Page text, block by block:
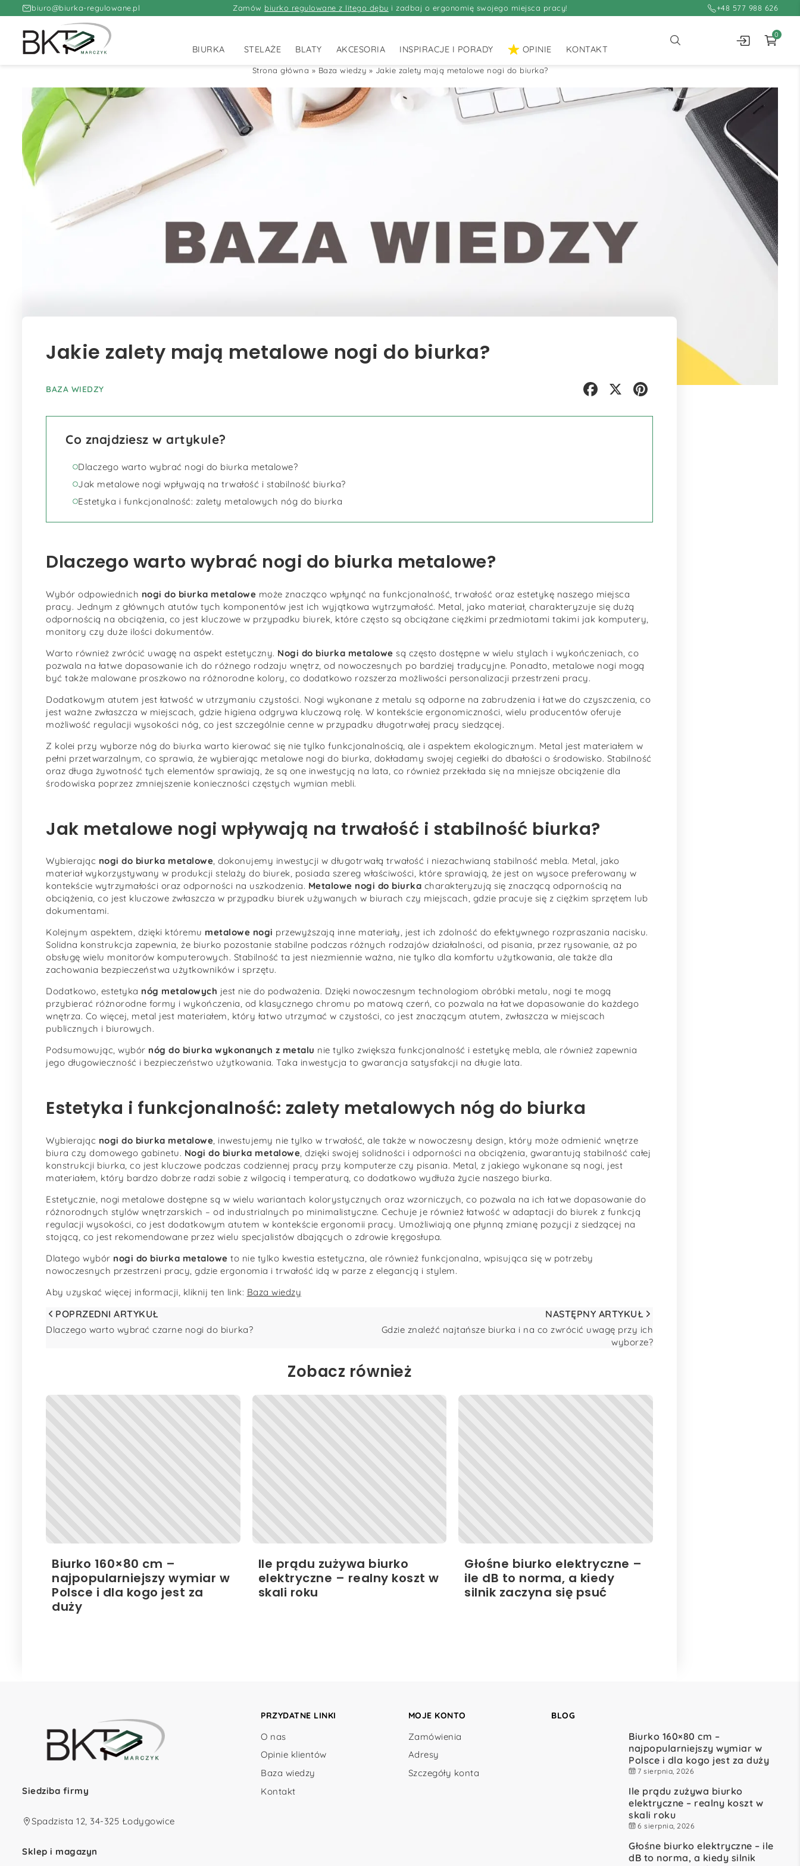
biuro@biurka-regulowane.pl Zamów biurko regulowane z litego dębu i zadbaj o ergonomię swojego miejsca pracy! +48 577 988 626
BIURKA STELAŻE BLATY AKCESORIA INSPIRACJE I PORADY OPINIE KONTAKT
0
Strona główna » Baza wiedzy » Jakie zalety mają metalowe nogi do biurka?
Jakie zalety mają metalowe nogi do biurka?
BAZA WIEDZY
Co znajdziesz w artykule?
Dlaczego warto wybrać nogi do biurka metalowe?
Jak metalowe nogi wpływają na trwałość i stabilność biurka?
Estetyka i funkcjonalność: zalety metalowych nóg do biurka
Dlaczego warto wybrać nogi do biurka metalowe?
Wybór odpowiednich nogi do biurka metalowe może znacząco wpłynąć na funkcjonalność, trwałość oraz estetykę naszego miejsca
pracy. Jednym z głównych atutów tych komponentów jest ich wyjątkowa wytrzymałość. Metal, jako materiał, charakteryzuje się dużą
odpornością na obciążenia, co jest kluczowe w przypadku biurek, które często są obciążane ciężkimi przedmiotami takimi jak komputery,
monitory czy duże ilości dokumentów.
Warto również zwrócić uwagę na aspekt estetyczny. Nogi do biurka metalowe są często dostępne w wielu stylach i wykończeniach, co
pozwala na łatwe dopasowanie ich do różnego rodzaju wnętrz, od nowoczesnych po bardziej tradycyjne. Ponadto, metalowe nogi mogą
być także malowane proszkowo na różnorodne kolory, co dodatkowo rozszerza możliwości personalizacji przestrzeni pracy.
Dodatkowym atutem jest łatwość w utrzymaniu czystości. Nogi wykonane z metalu są odporne na zabrudzenia i łatwe do czyszczenia, co
jest ważne zwłaszcza w miejscach, gdzie higiena odgrywa kluczową rolę. W kontekście ergonomiczności, wielu producentów oferuje
możliwość regulacji wysokości nóg, co jest szczególnie cenne w przypadku długotrwałej pracy siedzącej.
Z kolei przy wyborze nóg do biurka warto kierować się nie tylko funkcjonalnością, ale i aspektem ekologicznym. Metal jest materiałem w
pełni przetwarzalnym, co sprawia, że wybierając metalowe nogi do biurka, dokładamy swojej cegiełki do dbałości o środowisko. Stabilność
oraz długa żywotność tych elementów sprawiają, że są one inwestycją na lata, co również przekłada się na mniejsze obciążenie dla
środowiska poprzez zmniejszenie konieczności częstych wymian mebli.
Jak metalowe nogi wpływają na trwałość i stabilność biurka?
Wybierając nogi do biurka metalowe, dokonujemy inwestycji w długotrwałą trwałość i niezachwianą stabilność mebla. Metal, jako
materiał wykorzystywany w produkcji stelaży do biurek, posiada szereg właściwości, które sprawiają, że jest on wysoce preferowany w
kontekście wytrzymałości oraz odporności na uszkodzenia. Metalowe nogi do biurka charakteryzują się znaczącą odpornością na
obciążenia, co jest kluczowe zwłaszcza w przypadku biurek używanych w biurach czy miejscach, gdzie pracuje się z ciężkim sprzętem lub
dokumentami.
Kolejnym aspektem, dzięki któremu metalowe nogi przewyższają inne materiały, jest ich zdolność do efektywnego rozpraszania nacisku.
Solidna konstrukcja zapewnia, że biurko pozostanie stabilne podczas różnych rodzajów działalności, od pisania, przez rysowanie, aż po
obsługę wielu monitorów komputerowych. Stabilność ta jest niezmiennie ważna, nie tylko dla komfortu użytkowania, ale także dla
zachowania bezpieczeństwa użytkowników i sprzętu.
Dodatkowo, estetyka nóg metalowych jest nie do podważenia. Dzięki nowoczesnym technologiom obróbki metalu, nogi te mogą
przybierać różnorodne formy i wykończenia, od klasycznego chromu po matową czerń, co pozwala na łatwe dopasowanie do każdego
wnętrza. Co więcej, metal jest materiałem, który łatwo utrzymać w czystości, co jest znaczącym atutem, zwłaszcza w miejscach
publicznych i biurowych.
Podsumowując, wybór nóg do biurka wykonanych z metalu nie tylko zwiększa funkcjonalność i estetykę mebla, ale również zapewnia
jego długowieczność i bezpieczeństwo użytkowania. Taka inwestycja to gwarancja satysfakcji na długie lata.
Estetyka i funkcjonalność: zalety metalowych nóg do biurka
Wybierając nogi do biurka metalowe, inwestujemy nie tylko w trwałość, ale także w nowoczesny design, który może odmienić wnętrze
biura czy domowego gabinetu. Nogi do biurka metalowe, dzięki swojej solidności i odporności na obciążenia, gwarantują stabilność całej
konstrukcji biurka, co jest kluczowe podczas codziennej pracy przy komputerze czy pisania. Metal, z jakiego wykonane są nogi, jest
materiałem, który bardzo dobrze radzi sobie z wilgocią i temperaturą, co dodatkowo wydłuża życie naszego biurka.
Estetycznie, nogi metalowe dostępne są w wielu wariantach kolorystycznych oraz wzorniczych, co pozwala na ich łatwe dopasowanie do
różnorodnych stylów wnętrzarskich – od industrialnych po minimalistyczne. Cechuje je również łatwość w adaptacji do biurek z funkcją
regulacji wysokości, co jest dodatkowym atutem w kontekście ergonomii pracy. Umożliwiają one płynną zmianę pozycji z siedzącej na
stojącą, co jest rekomendowane przez wielu specjalistów dbających o zdrowie kręgosłupa.
Dlatego wybór nogi do biurka metalowe to nie tylko kwestia estetyczna, ale również funkcjonalna, wpisująca się w potrzeby
nowoczesnych przestrzeni pracy, gdzie ergonomia i trwałość idą w parze z elegancją i stylem.
Aby uzyskać więcej informacji, kliknij ten link: Baza wiedzy
POPRZEDNI ARTYKUŁ
Dlaczego warto wybrać czarne nogi do biurka?
NASTĘPNY ARTYKUŁ
Gdzie znaleźć najtańsze biurka i na co zwrócić uwagę przy ich
wyborze?
Zobacz również
Biurko 160×80 cm –
najpopularniejszy wymiar w
Polsce i dla kogo jest za
duży
Ile prądu zużywa biurko
elektryczne – realny koszt w
skali roku
Głośne biurko elektryczne –
ile dB to norma, a kiedy
silnik zaczyna się psuć
Siedziba firmy
Spadzista 12, 34-325 Łodygowice
Sklep i magazyn
PRZYDATNE LINKI
O nas
Opinie klientów
Baza wiedzy
Kontakt
MOJE KONTO
Zamówienia
Adresy
Szczegóły konta
BLOG
Biurko 160×80 cm –
najpopularniejszy wymiar w
Polsce i dla kogo jest za duży
7 sierpnia, 2026
Ile prądu zużywa biurko
elektryczne – realny koszt w
skali roku
6 sierpnia, 2026
Głośne biurko elektryczne – ile
dB to norma, a kiedy silnik